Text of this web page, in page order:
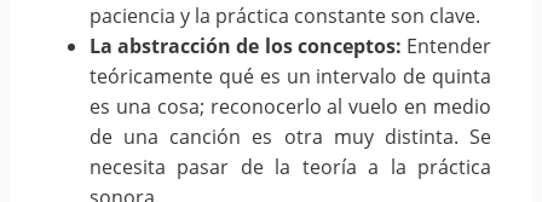
paciencia y la práctica constante son clave.
La abstracción de los conceptos: Entender
teóricamente qué es un intervalo de quinta
es una cosa; reconocerlo al vuelo en medio
de una canción es otra muy distinta. Se
necesita pasar de la teoría a la práctica